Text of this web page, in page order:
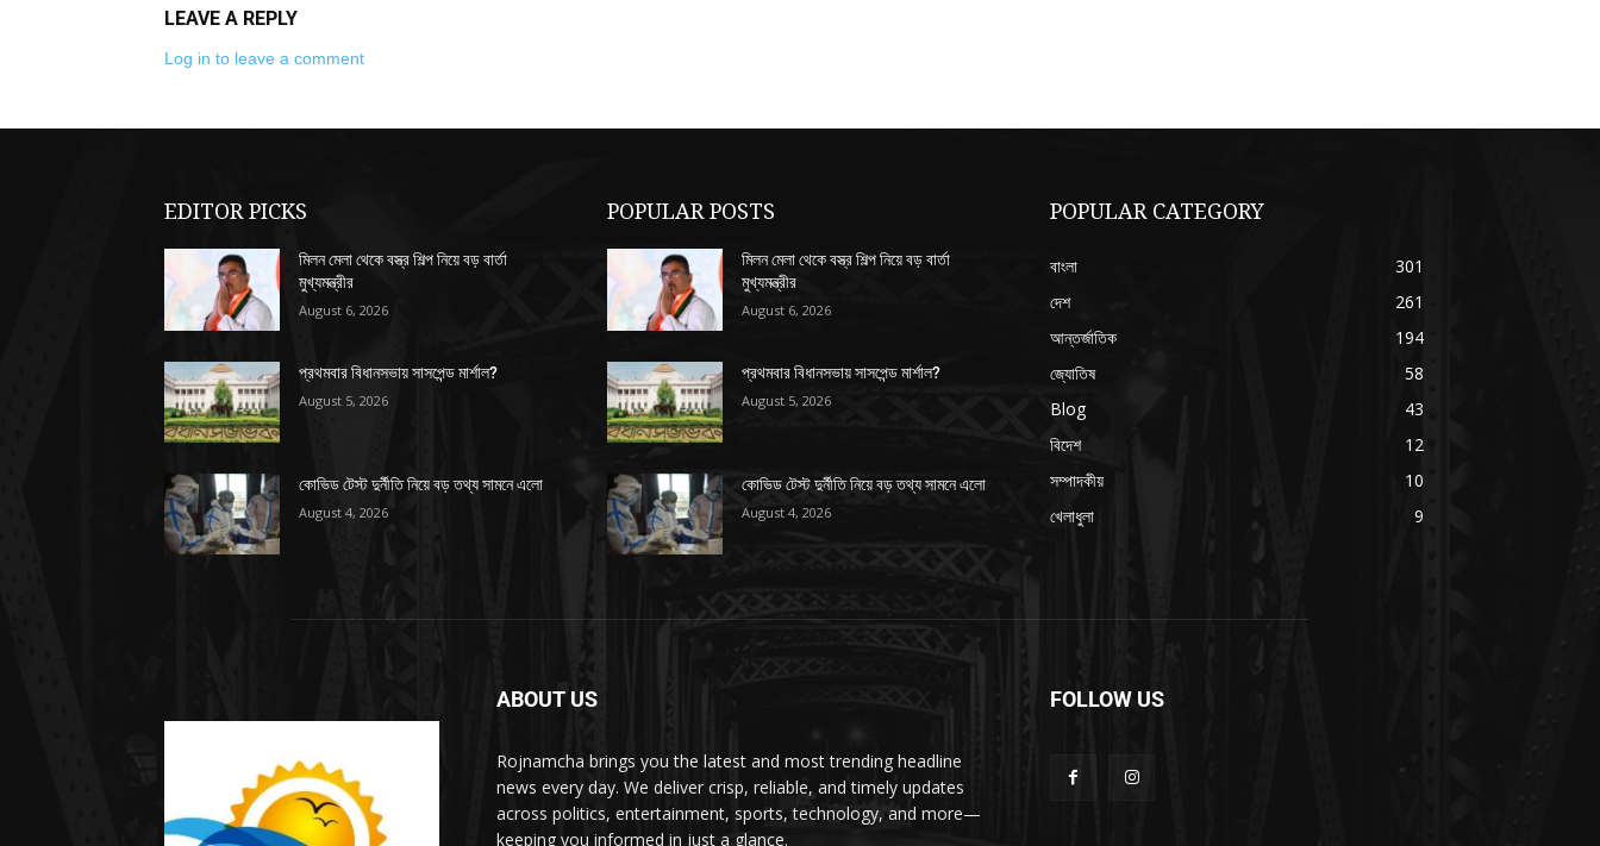
LEAVE A REPLY
Log in to leave a comment
EDITOR PICKS
মিলন মেলা থেকে বস্ত্র শিল্প নিয়ে বড় বার্তা
মুখ্যমন্ত্রীর
August 6, 2026
প্রথমবার বিধানসভায় সাসপেন্ড মার্শাল?
August 5, 2026
কোভিড টেস্ট দুর্নীতি নিয়ে বড় তথ্য সামনে এলো
August 4, 2026
POPULAR POSTS
মিলন মেলা থেকে বস্ত্র শিল্প নিয়ে বড় বার্তা
মুখ্যমন্ত্রীর
August 6, 2026
প্রথমবার বিধানসভায় সাসপেন্ড মার্শাল?
August 5, 2026
কোভিড টেস্ট দুর্নীতি নিয়ে বড় তথ্য সামনে এলো
August 4, 2026
POPULAR CATEGORY
বাংলা
301
দেশ
261
আন্তর্জাতিক
194
জ্যোতিষ
58
Blog
43
বিদেশ
12
সম্পাদকীয়
10
খেলাধুলা
9
ABOUT US
Rojnamcha brings you the latest and most trending headline
news every day. We deliver crisp, reliable, and timely updates
across politics, entertainment, sports, technology, and more—
keeping you informed in just a glance.
FOLLOW US